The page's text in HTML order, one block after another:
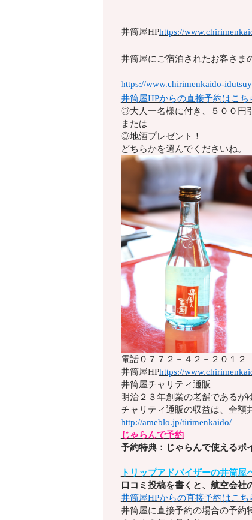
井筒屋HPhttps://
井筒屋にご宿泊されたお客さま
https://www.chirimenkaido-
井筒屋HPからの直接予約はこち
◎大人一名様に付き、５００円
または
◎地酒プレゼント！
どちらかを選んでくださいね。
電話０７７２－４２－２０１２
井筒屋HPhttps://
井筒屋チャリティ通販
明治２３年創業の老舗であるが
チャリティ通販の収益は、全額
http://ameblo.jp/tirimenkaido/
じゃらんで予約
予約特典：じゃらんで使えるポ
トリップアドバイザーの井筒屋
口コミ投稿を書くと、航空会社
井筒屋HPからの直接予約はこち
井筒屋に直接予約の場合の予約